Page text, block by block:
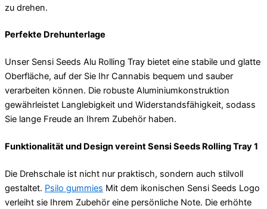
zu drehen.
Perfekte Drehunterlage
Unser Sensi Seeds Alu Rolling Tray bietet eine stabile und glatte
Oberfläche, auf der Sie Ihr Cannabis bequem und sauber
verarbeiten können. Die robuste Aluminiumkonstruktion
gewährleistet Langlebigkeit und Widerstandsfähigkeit, sodass
Sie lange Freude an Ihrem Zubehör haben.
Funktionalität und Design vereint Sensi Seeds Rolling Tray 1
Die Drehschale ist nicht nur praktisch, sondern auch stilvoll
gestaltet. Psilo gummies Mit dem ikonischen Sensi Seeds Logo
verleiht sie Ihrem Zubehör eine persönliche Note. Die erhöhte